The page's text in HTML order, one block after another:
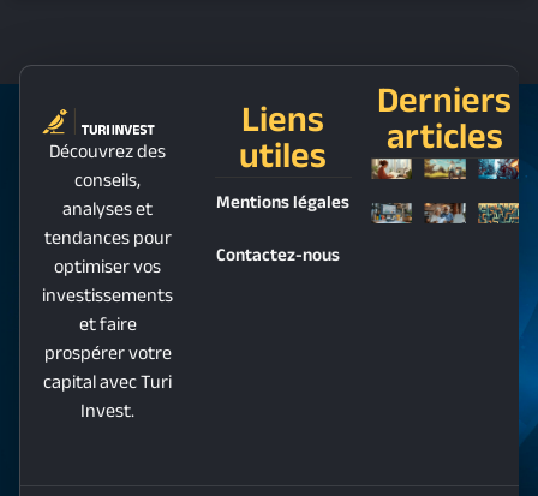
Découvrez des
conseils,
analyses et
tendances pour
optimiser vos
investissements
et faire
prospérer votre
capital avec Turi
Invest.
Liens
utiles
Mentions légales
Contactez-nous
Derniers
articles